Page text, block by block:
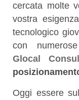
cercata molte
vostra
tecnologico
con
Glocal
Oggi essere